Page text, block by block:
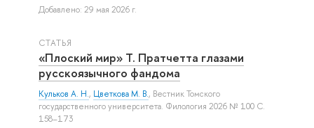
Добавлено: 29 мая 2026 г.
СТАТЬЯ
«Плоский мир» Т. Пратчетта глазами
русскоязычного фандома
Кульков А. Н., Цветкова М. В., Вестник Томского
государственного университета. Филология 2026 № 100 С.
158–173